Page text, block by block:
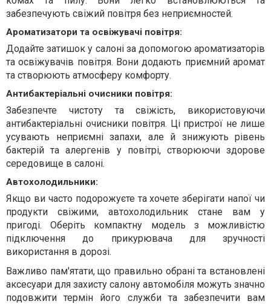
забезпечують свіжий повітря без неприємностей.
Ароматизатори та освіжувачі повітря:
Додайте затишок у салоні за допомогою ароматизаторів
та освіжувачів повітря. Вони додають приємний аромат
та створюють атмосферу комфорту.
Антибактеріальні очисники повітря:
Забезпечте чистоту та свіжість, використовуючи
антибактеріальні очисники повітря. Ці пристрої не лише
усувають неприємні запахи, але й знижують рівень
бактерій та алергенів у повітрі, створюючи здорове
середовище в салоні.
Автохолодильники:
Якщо ви часто подорожуєте та хочете зберігати напої чи
продукти свіжими, автохолодильник стане вам у
пригоді. Оберіть компактну модель з можливістю
підключення до прикурювача для зручності
використання в дорозі.
Важливо пам'ятати, що правильно обрані та встановлені
аксесуари для захисту салону автомобіля можуть значно
подовжити термін його служби та забезпечити вам